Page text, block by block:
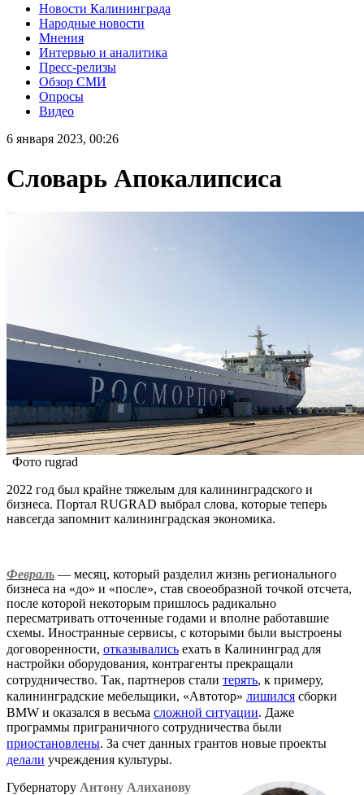
Новости Калининграда
Народные новости
Мнения
Интервью и аналитика
Пресс-релизы
Обзор СМИ
Опросы
Видео
6 января 2023, 00:26
Словарь Апокалипсиса
Фото rugrad
2022 год был крайне тяжелым для калининградского и
бизнеса. Портал RUGRAD выбрал слова, которые теперь
навсегда запомнит калининградская экономика.
Февраль — месяц, который разделил жизнь регионального
бизнеса на «до» и «после», став своеобразной точкой отсчета,
после которой некоторым пришлось радикально
пересматривать отточенные годами и вполне работавшие
схемы. Иностранные сервисы, с которыми были выстроены
договоренности, отказывались ехать в Калининград для
настройки оборудования, контрагенты прекращали
сотрудничество. Так, партнеров стали терять, к примеру,
калининградские мебельщики, «Автотор» лишился сборки
BMW и оказался в весьма сложной ситуации. Даже
программы приграничного сотрудничества были
приостановлены. За счет данных грантов новые проекты
делали учреждения культуры.
Губернатору Антону Алиханову